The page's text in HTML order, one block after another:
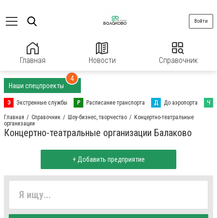
Главная Новости Справочник
Войти
Наши спецпроекты
4
Э Экстренные службы Р Расписание транспорта Д До аэропорта Ч
Главная Справочник Шоу-бизнес, творчество
Концертно-театральные
организации
Концертно-театральные организации Балаково
+ Добавить предприятие